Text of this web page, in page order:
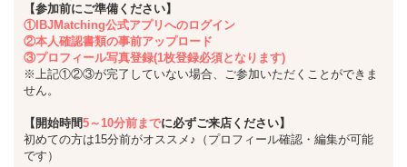
【参加前にご準備ください】
①IBJMatching公式アプリへのログイン
②本人確認書類の事前アップロード
③プロフィール写真登録(1枚登録必須となります)
※上記①②③が完了していない場合、ご参加いただくことができま
せん。
【開始時間5～10分前までに必ずご来店ください】
初めての方は15分前がオススメ♪（プロフィール確認・編集が可能
です）